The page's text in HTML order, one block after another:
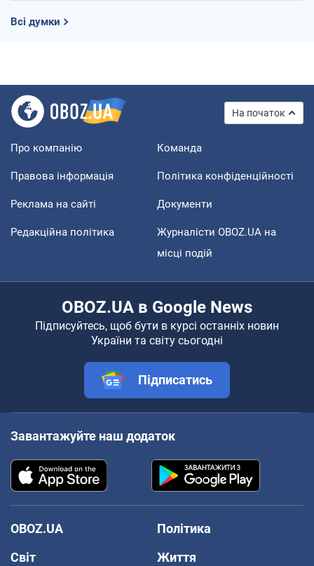
Всі думки
На початок
Про компанію Команда
Правова інформація Політика конфіденційності
Реклама на сайті Документи
Редакційна політика
Журналісти OBOZ.UA на
місці подій
OBOZ.UA в Google News
Підписуйтесь, щоб бути в курсі останніх новин
України та світу сьогодні
Підписатись
Завантажуйте наш додаток
OBOZ.UA
Політика
Світ
Життя